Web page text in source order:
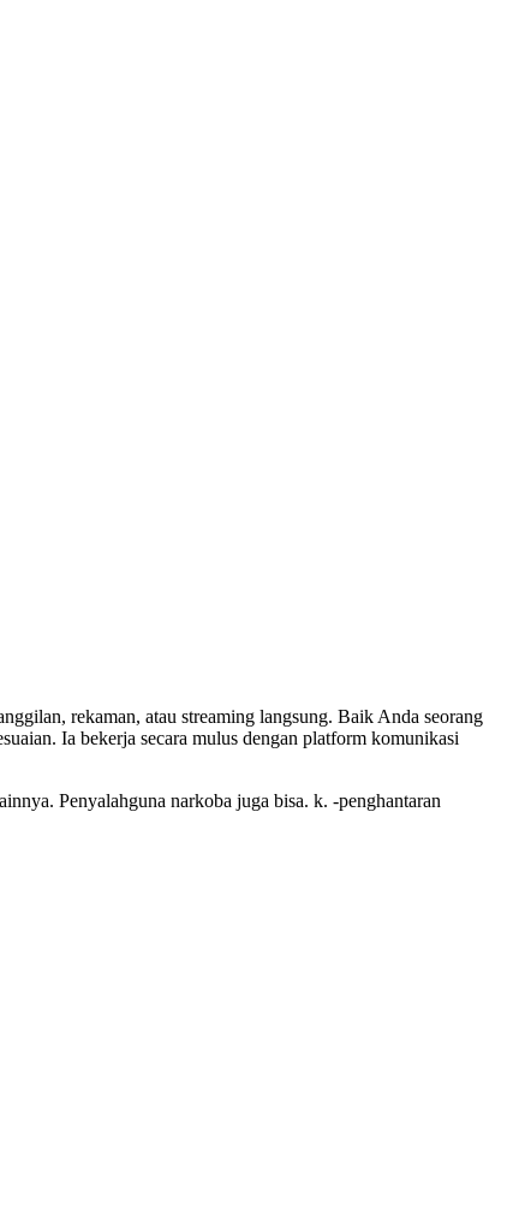
rekaman, atau streaming langsung. Baik Anda seorang
Ia bekerja secara mulus dengan platform komunikasi
Penyalahguna narkoba juga bisa. k. -penghantaran